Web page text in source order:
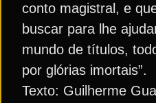
conto magistral, e
buscar para lhe
mundo de títulos,
por glórias imortais”.
Texto: Guilherme